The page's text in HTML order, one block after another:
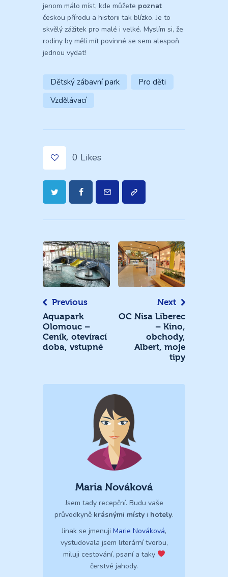
jenom málo míst, kde můžete poznat
českou přírodu a historii tak blízko. Je to
skvělý zážitek pro malé i velké. Myslím si, že
rodiny by měli mít povinné se sem alespoň
jednou vydat!
Dětský zábavní park
Pro děti
Vzdělávací
0 Likes
Navigace
pro
příspěvek
Previous
Aquapark
Olomouc –
Ceník, otevírací
doba, vstupné
Next
OC Nisa Liberec
– Kino,
obchody,
Albert, moje
tipy
Maria Nováková
Jsem tady recepční. Budu vaše
průvodkyně krásnými místy i hotely.
Jinak se jmenuji Marie Nováková,
vystudovala jsem literární tvorbu,
miluji cestování, psaní a taky
čerstvé jahody.